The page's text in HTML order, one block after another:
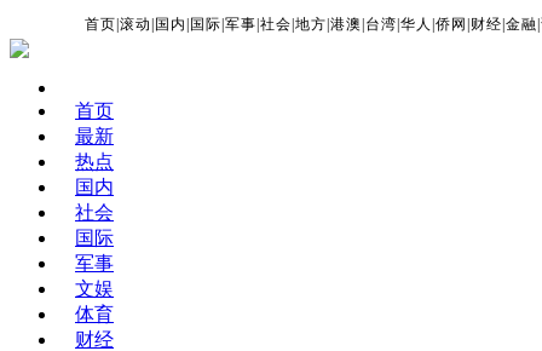
首页 |滚动 国内 国际 |军事 |社会 |地方 |港澳 台湾 |华人 |侨网 财经 |金融 |
首页
最新
热点
国内
社会
国际
军事
文娱
体育
财经